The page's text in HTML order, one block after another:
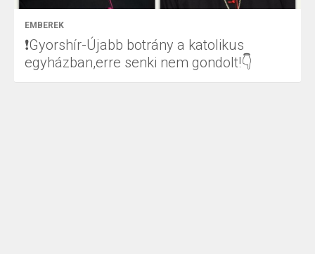
EMBEREK
❗Gyorshír-Újabb botrány a katolikus
egyházban,erre senki nem gondolt!👇